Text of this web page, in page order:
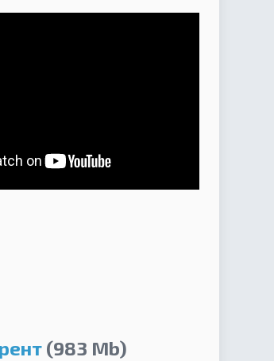
(983 Mb)